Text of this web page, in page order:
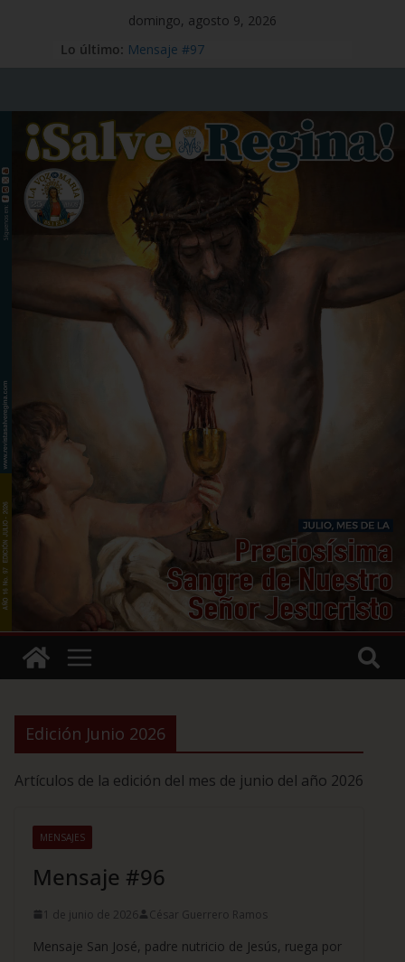
domingo, agosto 9, 2026
Lo último: Mensaje #97
Señor Jesucristo – 1 de julio
Santo Tomás Apóstol – 3 de julio
San Benito abad – 11 de julio
Edición Junio 2026
Artículos de la edición del mes de junio del año 2026
MENSAJES
Mensaje #96
1 de junio de 2026 César Guerrero Ramos
Mensaje San José, padre nutricio de Jesús, ruega por